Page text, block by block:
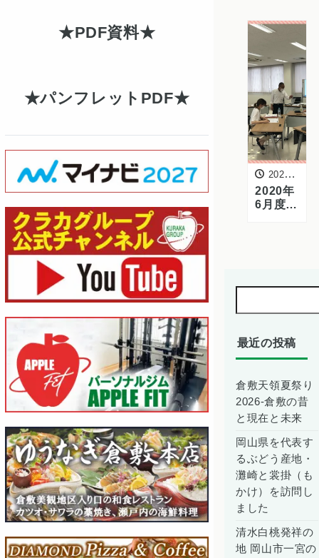
PDF資料
パンフレットPDF
受付を
開始し
た！
2020年6月11日
2020年
6月度新
た
最近の投稿
倉敷天領夏祭り
2026-倉敷の昔
と現在と未来
岡山県を代表す
るぶどう産地・
灘崎と裳掛（も
かけ）を訪問し
ました
清水白桃発祥の
地 岡山市一宮の